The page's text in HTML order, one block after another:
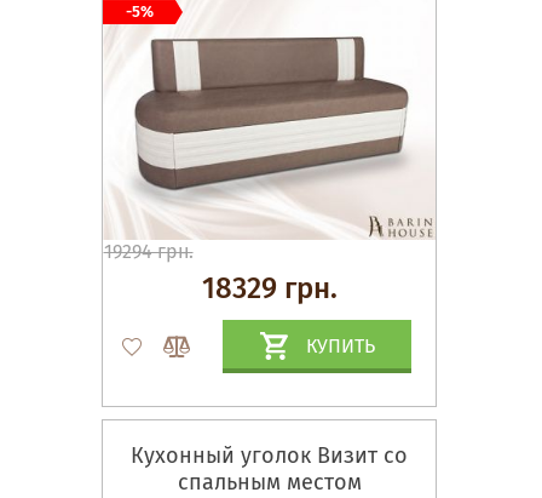
19294 грн.
18329 грн.
КУПИТЬ
-5%
Кухонный уголок Визит со
спальным местом